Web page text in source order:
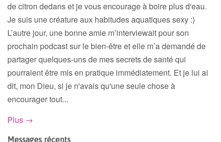
de citron dedans et je vous encourage à boire plus d'eau.
Je suis une créature aux habitudes aquatiques sexy :)
L’autre jour, une bonne amie m’interviewait pour son
prochain podcast sur le bien-être et elle m’a demandé de
partager quelques-uns de mes secrets de santé qui
pourraient être mis en pratique immédiatement. Et je lui ai
dit, mon Dieu, si je n'avais qu'une seule chose à
encourager tout...
Plus →
Messages récents